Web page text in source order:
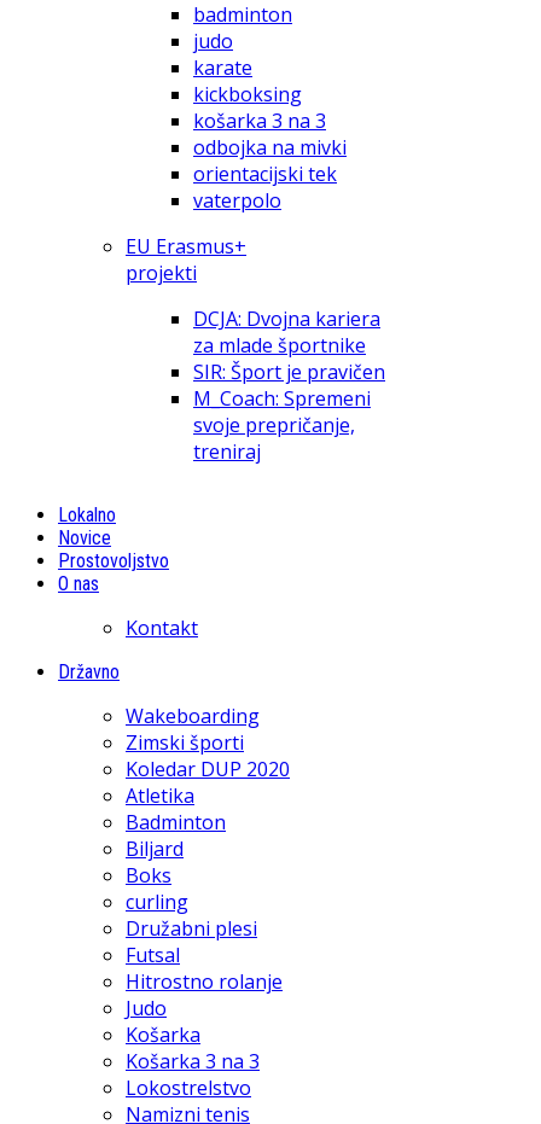
badminton
judo
karate
kickboksing
košarka 3 na 3
odbojka na mivki
orientacijski tek
vaterpolo
EU Erasmus+
projekti
DCJA: Dvojna kariera
za mlade športnike
SIR: Šport je pravičen
M_Coach: Spremeni
svoje prepričanje,
treniraj
Lokalno
Novice
Prostovoljstvo
O nas
Kontakt
Državno
Wakeboarding
Zimski športi
Koledar DUP 2020
Atletika
Badminton
Biljard
Boks
curling
Družabni plesi
Futsal
Hitrostno rolanje
Judo
Košarka
Košarka 3 na 3
Lokostrelstvo
Namizni tenis